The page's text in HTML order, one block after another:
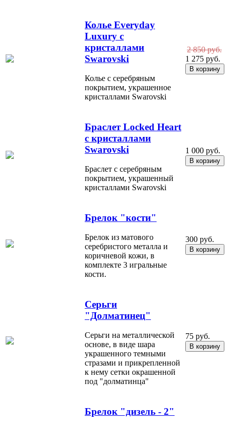
Колье Everyday
Luxury с
кристаллами
Swarovski
Колье с серебряным
покрытием, украшенное
кристаллами Swarovski
2 850 руб.
1 275 руб.
Браслет Locked Heart
с кристаллами
Swarovski
Браслет с серебряным
покрытием, украшенный
кристаллами Swarovski
1 000 руб.
Брелок "кости"
Брелок из матового
серебристого металла и
коричневой кожи, в
комплекте 3 игральные
кости.
300 руб.
Серьги
"Долматинец"
Серьги на металлической
основе, в виде шара
украшенного темными
стразами и прикрепленной
к нему сетки окрашенной
под "долматинца"
75 руб.
Брелок "дизель - 2"